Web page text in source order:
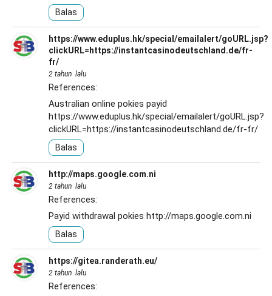
Balas
https://www.eduplus.hk/special/emailalert/goURL.jsp?
clickURL=https://instantcasinodeutschland.de/fr-
fr/
2 tahun lalu
References:
Australian online pokies payid
https://www.eduplus.hk/special/emailalert/goURL.jsp?
clickURL=https://instantcasinodeutschland.de/fr-fr/
Balas
http://maps.google.com.ni
2 tahun lalu
References:
Payid withdrawal pokies http://maps.google.com.ni
Balas
https://gitea.randerath.eu/
2 tahun lalu
References: